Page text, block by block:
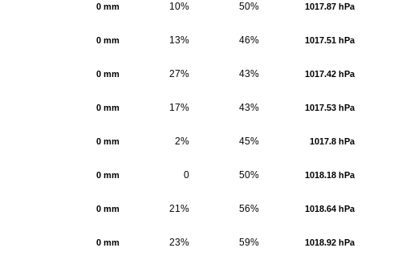
0 mm 10% 50% 1017.87 hPa
0 mm 13% 46% 1017.51 hPa
0 mm 27% 43% 1017.42 hPa
0 mm 17% 43% 1017.53 hPa
0 mm 2% 45% 1017.8 hPa
0 mm 0 50% 1018.18 hPa
0 mm 21% 56% 1018.64 hPa
0 mm 23% 59% 1018.92 hPa